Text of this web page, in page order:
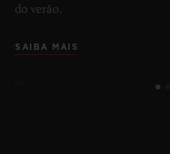
do verão.
SAIBA MAIS